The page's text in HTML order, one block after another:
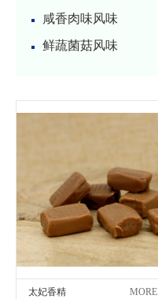
咸香肉味风味
鲜蔬菌菇风味
太妃香精 MORE